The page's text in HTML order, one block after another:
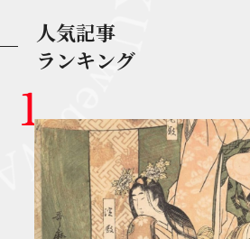
人気記事
ランキング